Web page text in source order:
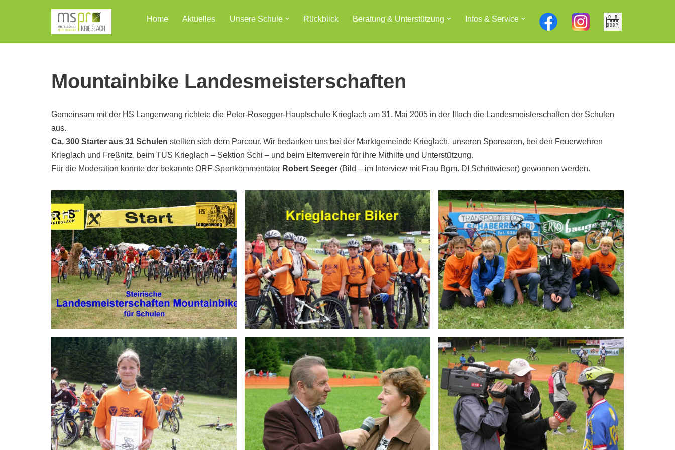
Inhalt
Home Aktuelles Unsere Schule Rückblick Beratung & Unterstützung Infos & Service
Mountainbike Landesmeisterschaften
Gemeinsam mit der HS Langenwang richtete die Peter-Rosegger-Hauptschule Krieglach am 31. Mai 2005 in der Illach die Landesmeisterschaften der Schulen
aus.
Ca. 300 Starter aus 31 Schulen stellten sich dem Parcour. Wir bedanken uns bei der Marktgemeinde Krieglach, unseren Sponsoren, bei den Feuerwehren
Krieglach und Freßnitz, beim TUS Krieglach – Sektion Schi – und beim Elternverein für ihre Mithilfe und Unterstützung.
Für die Moderation konnte der bekannte ORF-Sportkommentator Robert Seeger (Bild – im Interview mit Frau Bgm. DI Schrittwieser) gewonnen werden.